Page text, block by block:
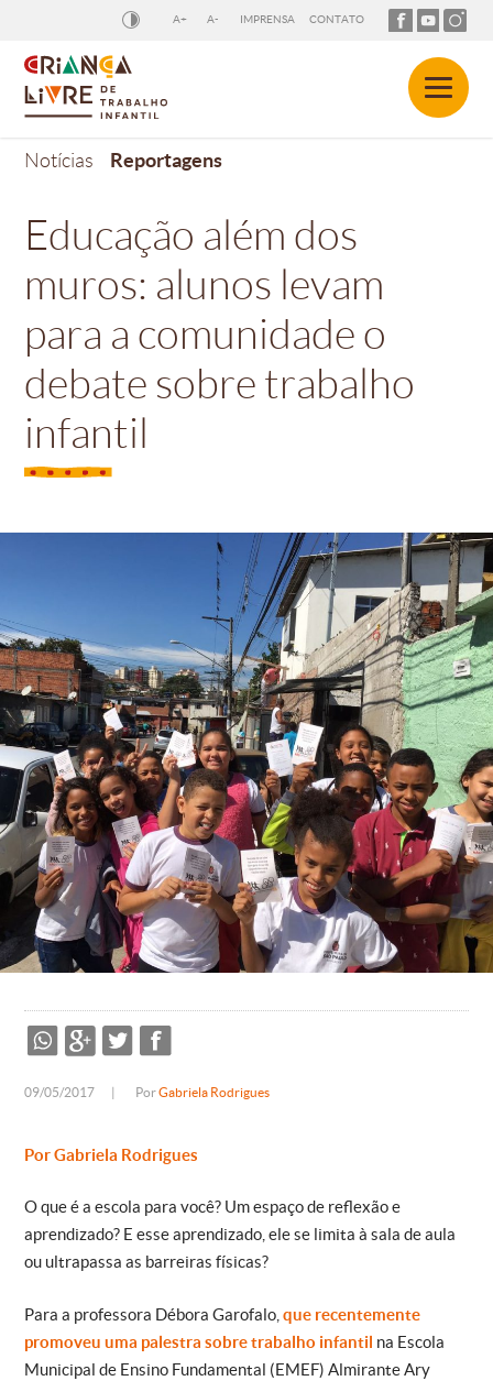
A+ A- IMPRENSA CONTATO
Notícias Reportagens
Educação além dos
muros: alunos levam
para a comunidade o
debate sobre trabalho
infantil
09/05/2017 PorGabriela Rodrigues
Por Gabriela Rodrigues
O que é a escola para você? Um espaço de reflexão e
aprendizado? E esse aprendizado, ele se limita à sala de aula
ou ultrapassa as barreiras físicas?
Para a professora Débora Garofalo, que recentemente
promoveu uma palestra sobre trabalho infantil na Escola
Municipal de Ensino Fundamental (EMEF) Almirante Ary